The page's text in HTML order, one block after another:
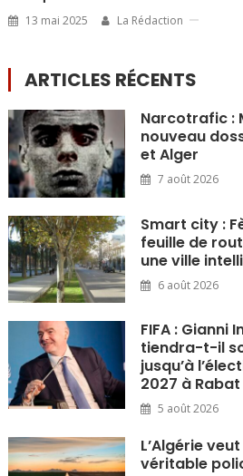
13 mai 2025 La Rédaction
ARTICLES RÉCENTS
Narcotrafic :
nouveau
et Alger
7 août 2026
Smart city :
feuille de
une ville
6 août 2026
FIFA : Gianni
tiendra-t-il
jusqu’à
2027 à Rabat
5 août 2026
L’Algérie
véritable